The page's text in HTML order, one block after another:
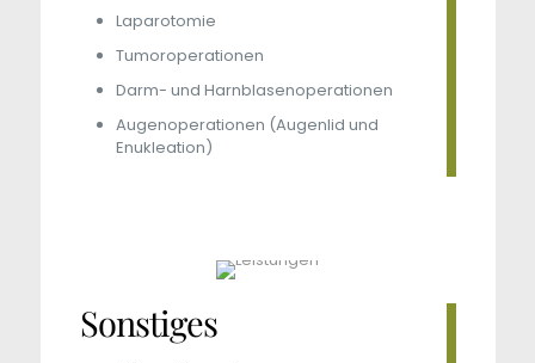
Laparotomie
Tumoroperationen
Darm- und Harnblasenoperationen
Augenoperationen (Augenlid und
Enukleation)
Sonstiges